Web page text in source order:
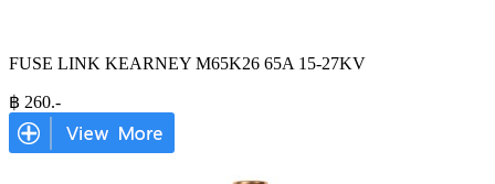
FUSE LINK KEARNEY M65K26 65A 15-27KV
฿ 260.-